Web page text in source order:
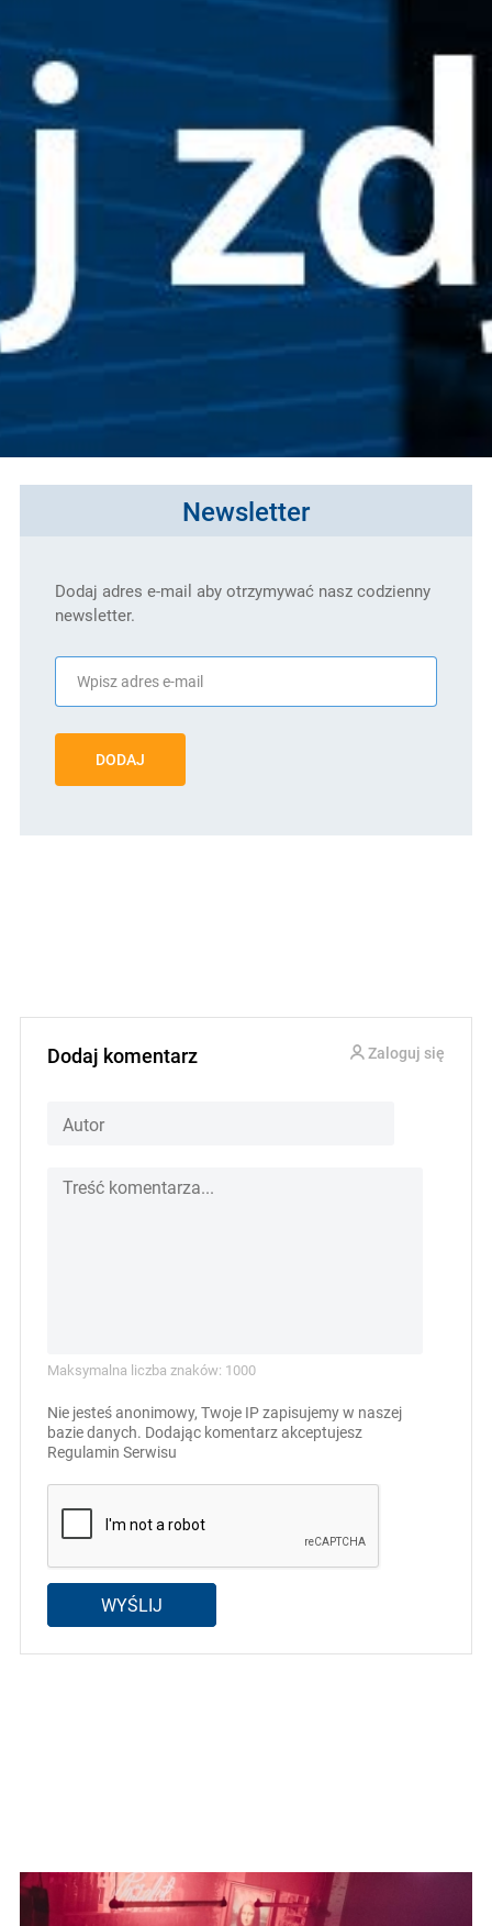
Newsletter
Dodaj adres e-mail aby otrzymywać nasz codzienny
newsletter.
DODAJ
Dodaj komentarz Zaloguj się
Maksymalna liczba znaków: 1000
Nie jesteś anonimowy, Twoje IP zapisujemy w naszej
bazie danych. Dodając komentarz akceptujesz
Regulamin Serwisu
WYŚLIJ